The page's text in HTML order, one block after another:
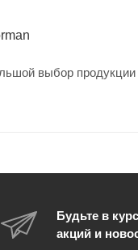
выбор продукции
Будьте в
акций и